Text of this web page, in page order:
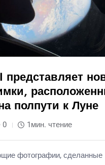
представляет
полпути к Луне
0 1мин. чтение
фотографии, сделанные